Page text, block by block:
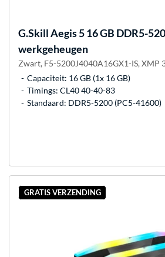
G.SkillAegis 5 16 GB DDR5-
werkgeheugen
Zwart, F5-5200J4040A16GX1-IS, XMP
Capaciteit: 16 GB (1x 16 GB)
Timings: CL40 40-40-83
Standaard: DDR5-5200 (PC5-41600)
GRATIS VERZENDING